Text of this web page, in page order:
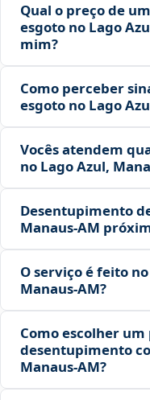
Qual o preço de
esgoto no Lago
mim?
Como perceber
esgoto no Lago
Vocês atendem
no Lago Azul,
Desentupimento
Manaus‑AM
O serviço é feito
Manaus‑AM?
Como escolher
desentupimento
Manaus‑AM?